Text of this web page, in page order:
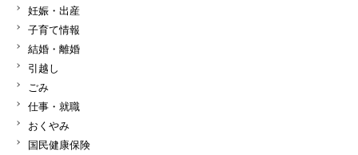
妊娠・出産
子育て情報
結婚・離婚
引越し
ごみ
仕事・就職
おくやみ
国民健康保険